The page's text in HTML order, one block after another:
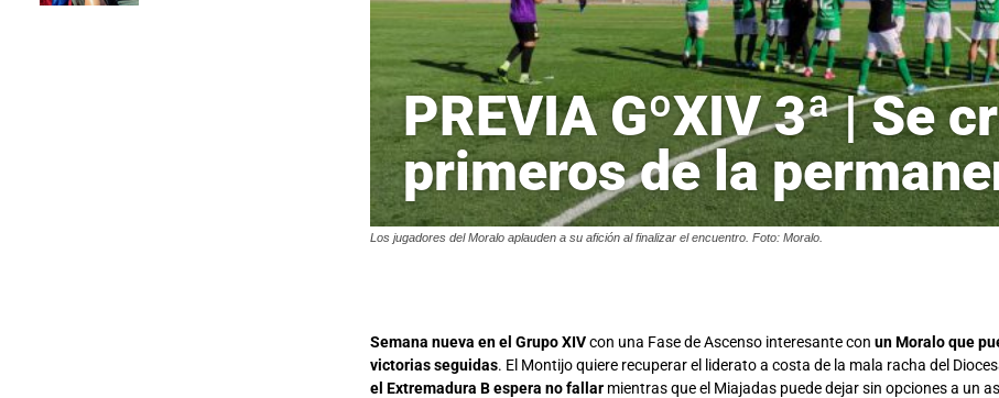
PREVIA GºXIV 3ª | Se
primeros de la
Los jugadores del Moralo aplauden a su afición al finalizar el encuentro. Foto: Moralo.
Semana nueva en el Grupo XIVcon una Fase de Ascenso interesante con un Moralo que
victorias seguidas. El Montijo quiere recuperar el liderato a costa de la mala racha del
el Extremadura B espera no fallar mientras que el Miajadas puede dejar sin opciones a un